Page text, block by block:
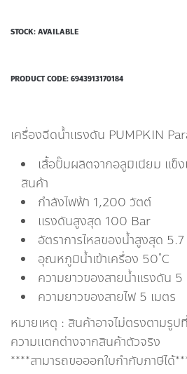
STOCK: AVAILABLE
PRODUCT CODE: 6943913170184
เครื่องฉีดน้ำแรงดัน PUMPKIN
เสื้อปั๊มผลิตจากอลูมิเนียม แ
สินค้า
กำลังไฟฟ้า 1,200 วัตต์
แรงดันสูงสุด 100 Bar
อัตราการไหลของน้ำสูงสุด
อุณหภูมิน้ำเข้าเครื่อง 50 ํC
ความยาวของสายน้ำแรงดัน 5
ความยาวของสายไฟ 5 เมตร
หมายเหตุ : สินค้าอาจไม่ตรงตามรูป
ความแตกต่างจากสินค้าตัวจริง
****สามารถขอออกใบกำกับภาษีได้